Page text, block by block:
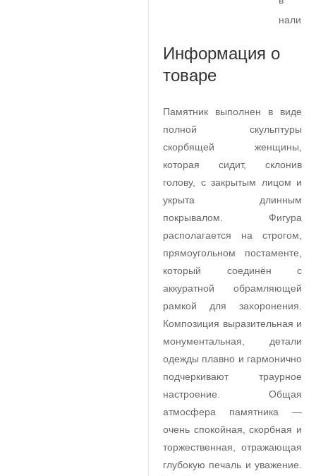
Информация о
товаре
Памятник выполнен в виде
полной скульптуры
скорбящей женщины,
которая сидит, склонив
голову, с закрытым лицом и
укрыта длинным
покрывалом. Фигура
располагается на строгом,
прямоугольном постаменте,
который соединён с
аккуратной обрамляющей
рамкой для захоронения.
Композиция выразительная и
монументальная, детали
одежды плавно и гармонично
подчеркивают траурное
настроение. Общая
атмосфера памятника —
очень спокойная, скорбная и
торжественная, отражающая
глубокую печаль и уважение.